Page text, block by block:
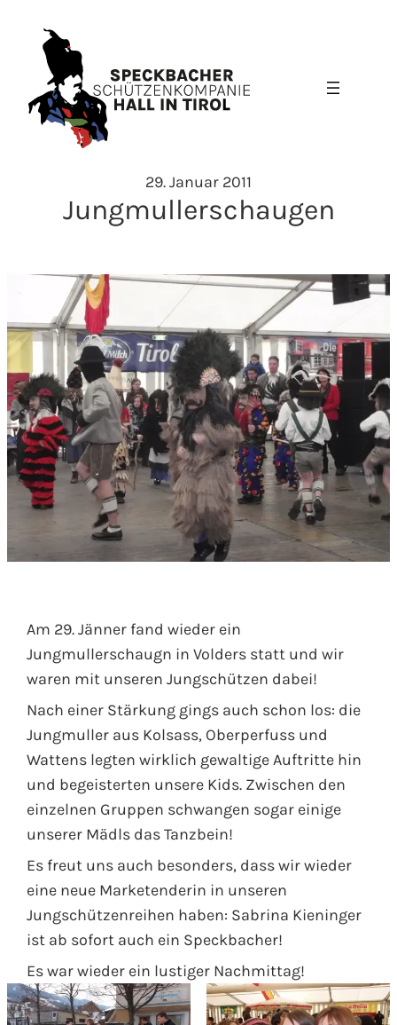
Inhalt
springen
29. Januar 2011
Jungmullerschaugen
Am 29. Jänner fand wieder ein
Jungmullerschaugn in Volders statt und wir
waren mit unseren Jungschützen dabei!
Nach einer Stärkung gings auch schon los: die
Jungmuller aus Kolsass, Oberperfuss und
Wattens legten wirklich gewaltige Auftritte hin
und begeisterten unsere Kids. Zwischen den
einzelnen Gruppen schwangen sogar einige
unserer Mädls das Tanzbein!
Es freut uns auch besonders, dass wir wieder
eine neue Marketenderin in unseren
Jungschützenreihen haben: Sabrina Kieninger
ist ab sofort auch ein Speckbacher!
Es war wieder ein lustiger Nachmittag!